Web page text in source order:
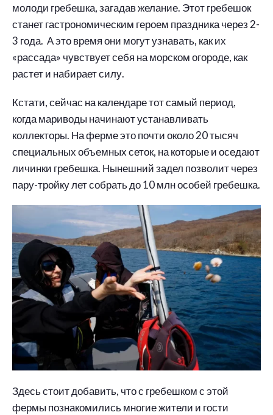
молоди гребешка, загадав желание. Этот гребешок
станет гастрономическим героем праздника через 2-
3 года. А это время они могут узнавать, как их
«рассада» чувствует себя на морском огороде, как
растет и набирает силу.
Кстати, сейчас на календаре тот самый период,
когда мариводы начинают устанавливать
коллекторы. На ферме это почти около 20 тысяч
специальных объемных сеток, на которые и оседают
личинки гребешка. Нынешний задел позволит через
пару-тройку лет собрать до 10 млн особей гребешка.
Здесь стоит добавить, что с гребешком с этой
фермы познакомились многие жители и гости